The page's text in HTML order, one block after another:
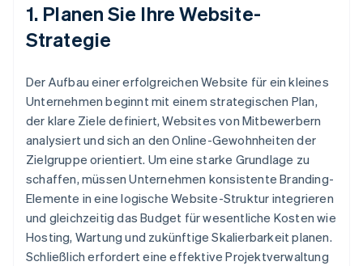
1. Planen Sie Ihre Website-
Strategie
Der Aufbau einer erfolgreichen Website für ein kleines
Unternehmen beginnt mit einem strategischen Plan,
der klare Ziele definiert, Websites von Mitbewerbern
analysiert und sich an den Online-Gewohnheiten der
Zielgruppe orientiert. Um eine starke Grundlage zu
schaffen, müssen Unternehmen konsistente Branding-
Elemente in eine logische Website-Struktur integrieren
und gleichzeitig das Budget für wesentliche Kosten wie
Hosting, Wartung und zukünftige Skalierbarkeit planen.
Schließlich erfordert eine effektive Projektverwaltung